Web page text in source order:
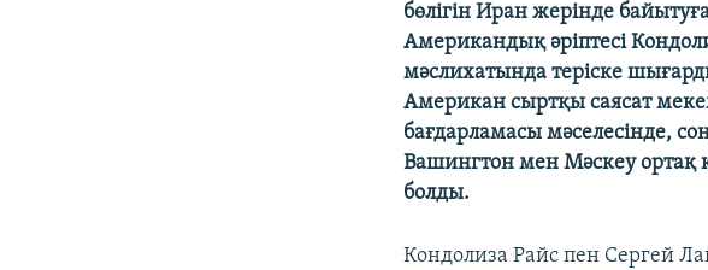
бөлігін Иран жерінде
Американдық әріптесі
мәслихатында теріске
Американ сыртқы саясат
бағдарламасы мәселесінде,
Вашингтон мен Мәскеу ортақ
болды.
Кондолиза Райс пен Сергей